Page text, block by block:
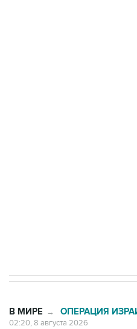
В МИРЕ → ОПЕРАЦИЯ
02:20, 8 августа 2026